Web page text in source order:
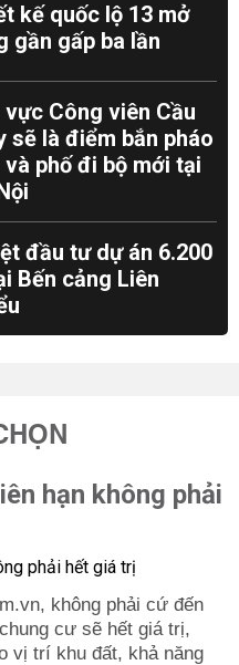
kế quốc lộ 13 mở
gần gấp ba lần
vực Công viên Cầu
sẽ là điểm bắn pháo
và phố đi bộ mới tại
đầu tư dự án 6.200
Bến cảng Liên
hạn không phải
không phải cứ đến
cư sẽ hết giá trị,
vị trí khu đất, khả năng